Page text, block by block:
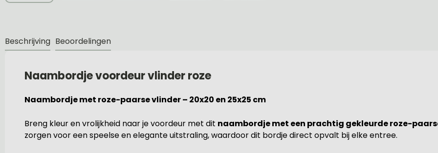
Beschrijving Beoordelingen
Naambordje voordeur vlinder roze
Naambordje met roze-paarse vlinder – 20x20 en 25x25 cm
Breng kleur en vrolijkheid naar je voordeur met dit naambordje met een prachtig gekleurde roze-
zorgen voor een speelse en elegante uitstraling, waardoor dit bordje direct opvalt bij elke entree.